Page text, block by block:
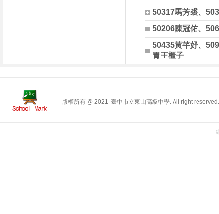
50317馬芳裘、
50206陳冠佑、
50435黃芊妤、
胃王櫃子
版權所有 @ 2021, 臺中市立東山高級中學. All right reserved.